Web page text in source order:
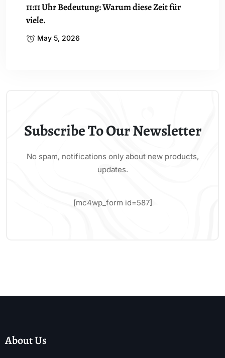
11:11 Uhr Bedeutung: Warum diese Zeit für
viele.
May 5, 2026
Subscribe To Our Newsletter
No spam, notifications only about new products,
updates.
[mc4wp_form id=587]
About Us